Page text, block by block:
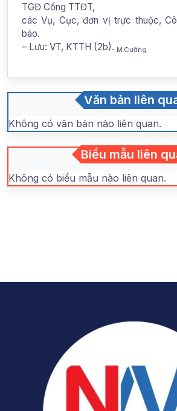
TGĐ Cổng TTĐT,
các Vụ, Cục, đơn vị trực thuộc,
báo.
– Lưu: VT, KTTH (2b). M.Cường
Văn bản liên
Không có văn bản nào liên quan.
Biểu mẫu liên
Không có biểu mẫu nào liên quan.